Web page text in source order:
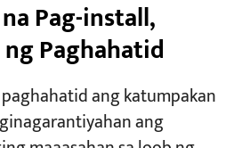
Pag-install,
Paghahatid
ang katumpakan
ang